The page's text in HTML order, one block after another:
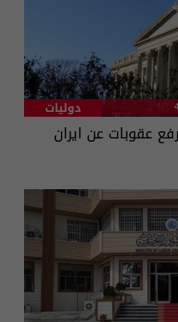
دوليات
عقوبات عن ايران